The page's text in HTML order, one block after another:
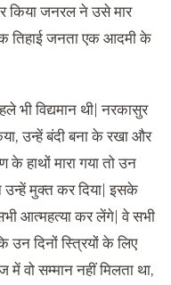
किया जनरल ने उसे मार
तिहाई जनता एक आदमी के
भी विद्यमान थी| नरकासुर
उन्हें बंदी बना के रखा और
के हाथों मारा गया तो उन
उन्हें मुक्त कर दिया| इसके
आत्महत्या कर लेंगे| वे सभी
उन दिनों स्त्रियों के लिए
में वो सम्मान नहीं मिलता था,